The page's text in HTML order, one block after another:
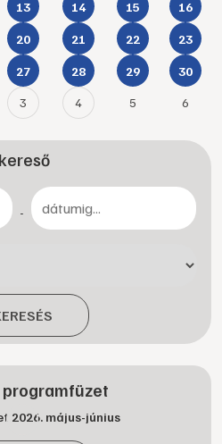
13 14 15 16
20 21 22 23
27 28 29 30
3 4 5 6
-
2026. május-június